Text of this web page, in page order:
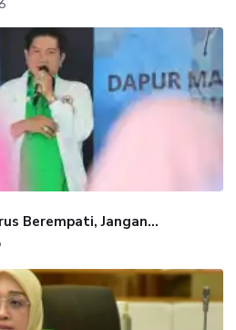
Berempati, Jangan...